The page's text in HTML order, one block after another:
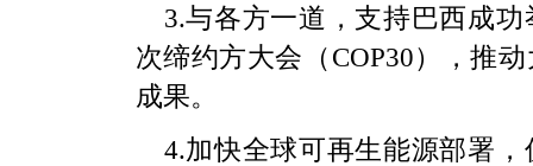
3.与各方一道，支持巴西成
次缔约方大会（COP30），推
成果。
4.加快全球可再生能源部署